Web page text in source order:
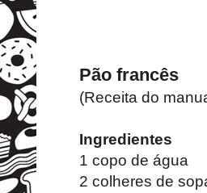
Pão francês
(Receita do
Ingredientes
1 copo de água
2 colheres de